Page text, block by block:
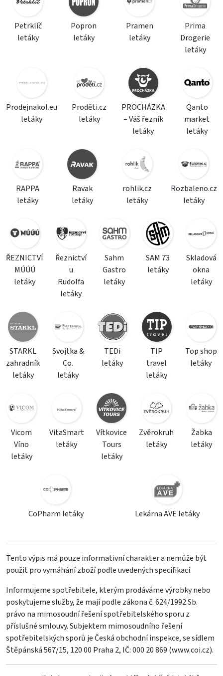
Petrklíč
letáky
Popron
letáky
Pramen
letáky
Prima
Drogerie
letáky
Prodejnakol.eu
letáky
Proděti.cz
letáky
PROCHÁZKA
– Váš řezník
letáky
Qanto
market
letáky
RAPPA
letáky
Ravak
letáky
rohlik.cz
letáky
Rozbaleno.cz
letáky
ŘEZNICTVÍ
MÚÚÚ
letáky
Řeznictví
u
Rudolfa
letáky
Sahm
Gastro
letáky
SAM 73
letáky
Skladová
okna
letáky
STARKL
zahradník
letáky
Svojtka &
Co.
letáky
TEDi
letáky
TIP
travel
letáky
Top shop
letáky
Vicom
Víno
letáky
VitaSmart
letáky
Vítkovice
Tours
letáky
Zvěrokruh
letáky
Žabka
letáky
CoPharm letáky Lekárna AVE letáky
Tento výpis má pouze informativní charakter a nemůže být
použit pro vymáhání zboží podle uvedených specifikací.
Informujeme spotřebitele, kterým prodáváme výrobky nebo
poskytujeme služby, že mají podle zákona č. 624/1992 Sb.
právo na mimosoudní řešení spotřebitelského sporu z
příslušné smlouvy. Subjektem mimosoudního řešení
spotřebitelských sporů je Česká obchodní inspekce, se sídlem
Štěpánská 567/15, 120 00 Praha 2, IČ: 000 20 869 (www.coi.cz).